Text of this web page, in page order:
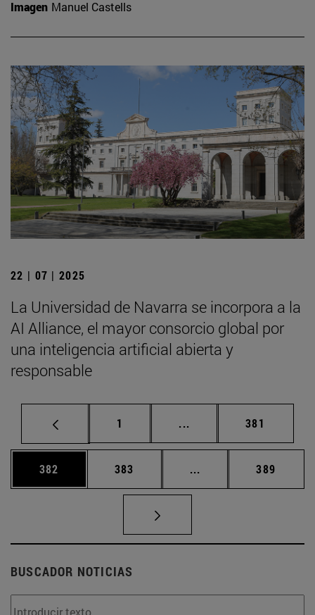
Imagen Manuel Castells
22 | 07 | 2025
La Universidad de Navarra se incorpora a la
AI Alliance, el mayor consorcio global por
una inteligencia artificial abierta y
responsable
Página
1 ... Páginas intermedias
Página
381
Página
382 Página
383 ... Páginas intermedias
Página
389
BUSCADOR NOTICIAS